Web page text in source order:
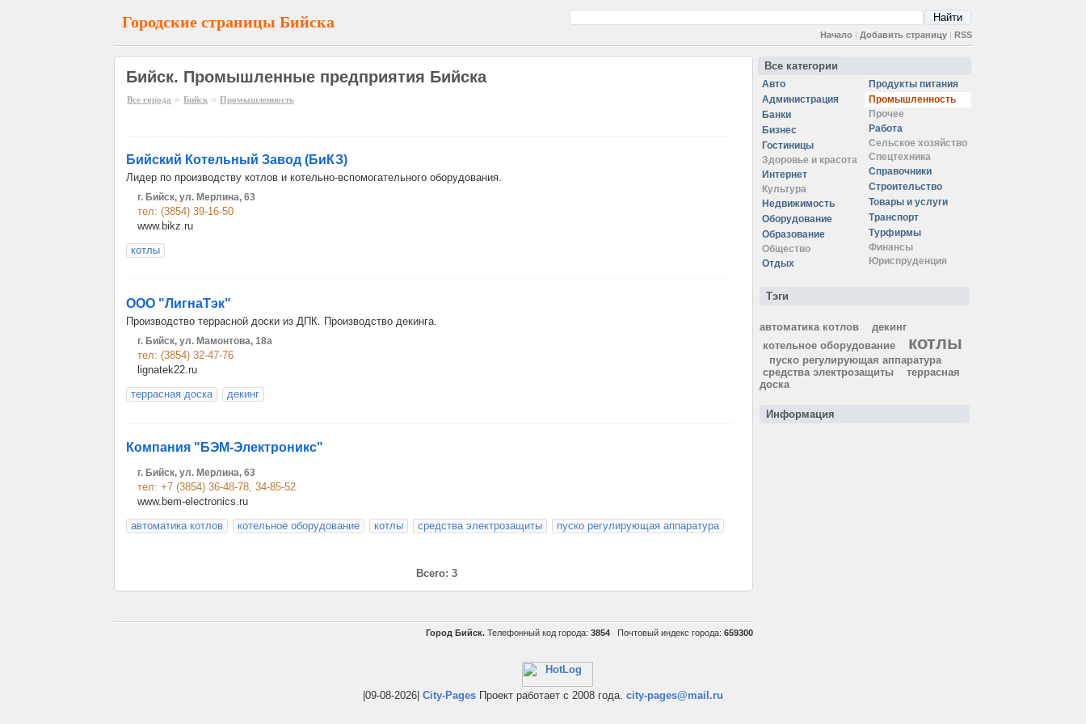
Городские страницы Бийска
Начало | Добавить страницу | RSS
Бийск. Промышленные предприятия Бийска
Все города » Бийск » Промышленность
Бийский Котельный Завод (БиКЗ)
Лидер по производству котлов и котельно-вспомогательного оборудования.
г. Бийск, ул. Мерлина, 63
тел: (3854) 39-16-50
www.bikz.ru
котлы
ООО "ЛигнаТэк"
Производство террасной доски из ДПК. Производство декинга.
г. Бийск, ул. Мамонтова, 18а
тел: (3854) 32-47-76
lignatek22.ru
террасная доска
декинг
Компания "БЭМ-Электроникс"
г. Бийск, ул. Мерлина, 63
тел: +7 (3854) 36-48-78, 34-85-52
www.bem-electronics.ru
автоматика котлов
котельное оборудование котлы средства электрозащиты пуско регулирующая аппаратура
Всего: 3
Город Бийск. Телефонный код города: 3854 Почтовый индекс города: 659300
Все категории
Авто
Администрация
Банки
Бизнес
Гостиницы
Здоровье и красота
Интернет
Культура
Недвижимость
Оборудование
Образование
Общество
Отдых
Продукты питания
Промышленность
Прочее
Работа
Сельское хозяйство
Спецтехника
Справочники
Строительство
Товары и услуги
Транспорт
Турфирмы
Финансы
Юриспруденция
Тэги
автоматика котлов
декинг
котельное оборудование
котлы
пуско регулирующая аппаратура
средства электрозащиты
террасная
доска
Информация
|09-08-2026| City-Pages Проект работает с 2008 года. city-pages@mail.ru